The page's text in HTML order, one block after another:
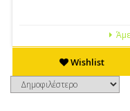
Wishlist